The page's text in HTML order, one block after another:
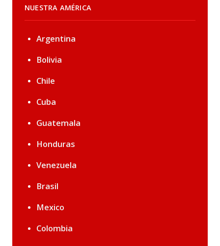
NUESTRA AMÉRICA
Argentina
Bolivia
Chile
Cuba
Guatemala
Honduras
Venezuela
Brasil
Mexico
Colombia